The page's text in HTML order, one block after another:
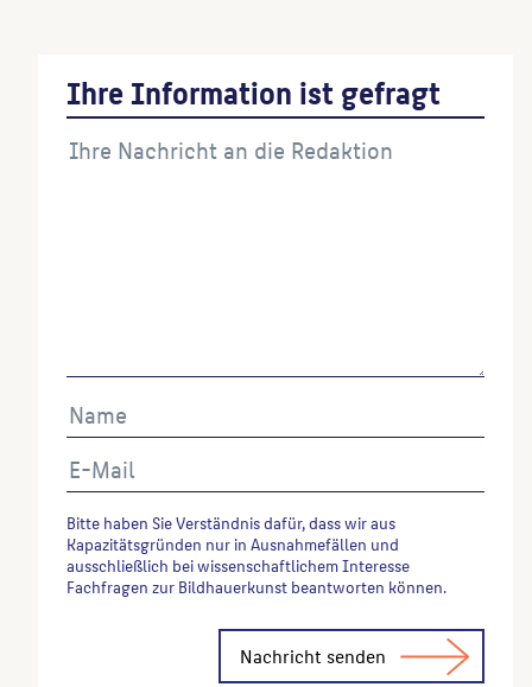
Ihre Information ist gefragt
Bitte haben Sie Verständnis dafür, dass wir aus
Kapazitätsgründen nur in Ausnahmefällen und
ausschließlich bei wissenschaftlichem Interesse
Fachfragen zur Bildhauerkunst beantworten können.